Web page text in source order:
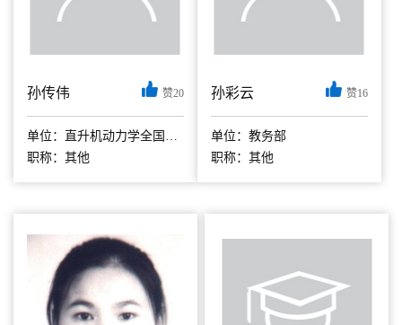
孙传伟 赞20
职称：其他
博士专业：管理科学
教育经济与管理 专
教师发展与教学评估
研究 研究方向：高
学论、教育管理 1.现
代教育评估；2.研究
孙彩云 赞16
单位：教务部
职称：其他